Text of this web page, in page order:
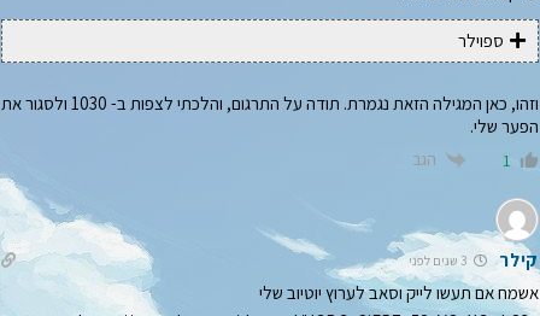
ספוילר
וזהו, כאן המגילה הזאת נגמרת. תודה על התרגום, והלכתי לצפות ב- 1030 ולסגור את
הפער שלי.
1 הגב
קילר
אשמח אם תעשו לייק וסאב לערוץ יוטיוב שלי